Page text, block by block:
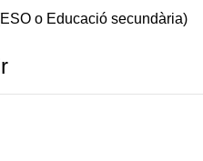
o Educació secundària)